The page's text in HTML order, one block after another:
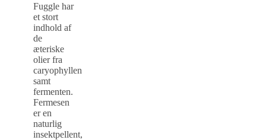
Fuggle har
et stort
indhold af
de
æteriske
olier fra
caryophyllen
samt
fermenten.
Fermesen
er en
naturlig
insektpellent,